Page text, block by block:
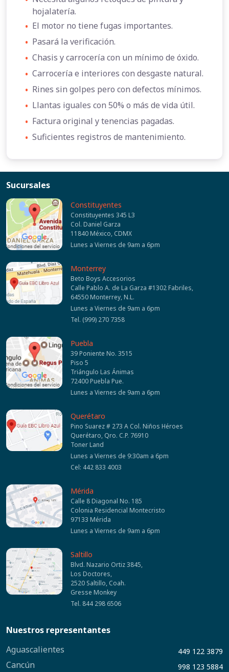
hojalatería.
• El motor no tiene fugas importantes.
• Pasará la verificación.
• Chasis y carrocería con un mínimo de óxido.
• Carrocería e interiores con desgaste natural.
• Rines sin golpes pero con defectos mínimos.
• Llantas iguales con 50% o más de vida útil.
• Factura original y tenencias pagadas.
• Suficientes registros de mantenimiento.
Sucursales
Constituyentes
Constituyentes 345 L3
Col. Daniel Garza
11840 México, CDMX
Lunes a Viernes de 9am a 6pm
Monterrey
Beto Boys Accesorios
Calle Pablo A. de La Garza #1302 Fabriles,
64550 Monterrey, N.L.
Lunes a Viernes de 9am a 6pm
Tel. (999) 270 7358
Puebla
39 Poniente No. 3515
Piso 5
Triángulo Las Ánimas
72400 Puebla Pue.
Lunes a Viernes de 9am a 6pm
Querétaro
Pino Suarez # 273 A Col. Niños Héroes
Querétaro, Qro. C.P. 76910
Toner Land
Lunes a Viernes de 9:30am a 6pm
Cel: 442 833 4003
Mérida
Calle 8 Diagonal No. 185
Colonia Residencial Montecristo
97133 Mérida
Lunes a Viernes de 9am a 6pm
Saltillo
Blvd. Nazario Ortiz 3845,
Los Doctores,
2520 Saltillo, Coah.
Gresse Monkey
Tel. 844 298 6506
Nuestros representantes
Aguascalientes
449 122 3879
Cancún 998 123 5884